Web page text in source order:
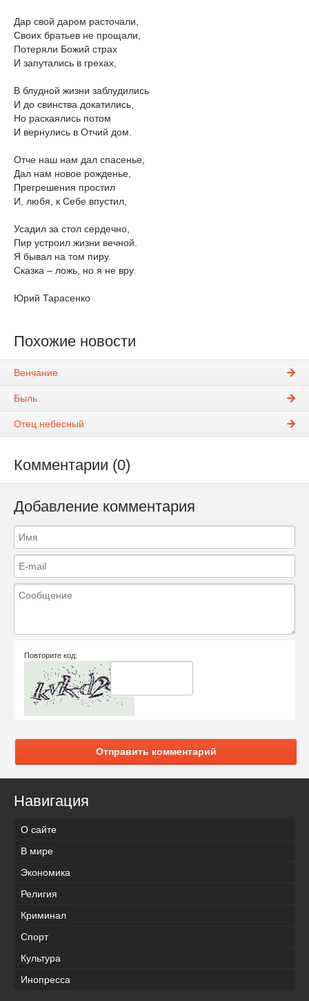
Дар свой даром расточали,
Своих братьев не прощали,
Потеряли Божий страх
И запутались в грехах,
В блудной жизни заблудились
И до свинства докатились,
Но раскаялись потом
И вернулись в Отчий дом.
Отче наш нам дал спасенье,
Дал нам новое рожденье,
Прегрешения простил
И, любя, к Себе впустил,
Усадил за стол сердечно,
Пир устроил жизни вечной.
Я бывал на том пиру.
Сказка – ложь, но я не вру.
Юрий Тарасенко
Похожие новости
Венчание
Быль
Отец небесный
Комментарии (0)
Добавление комментария
Повторите код:
Отправить комментарий
Навигация
О сайте
В мире
Экономика
Религия
Криминал
Спорт
Культура
Инопресса